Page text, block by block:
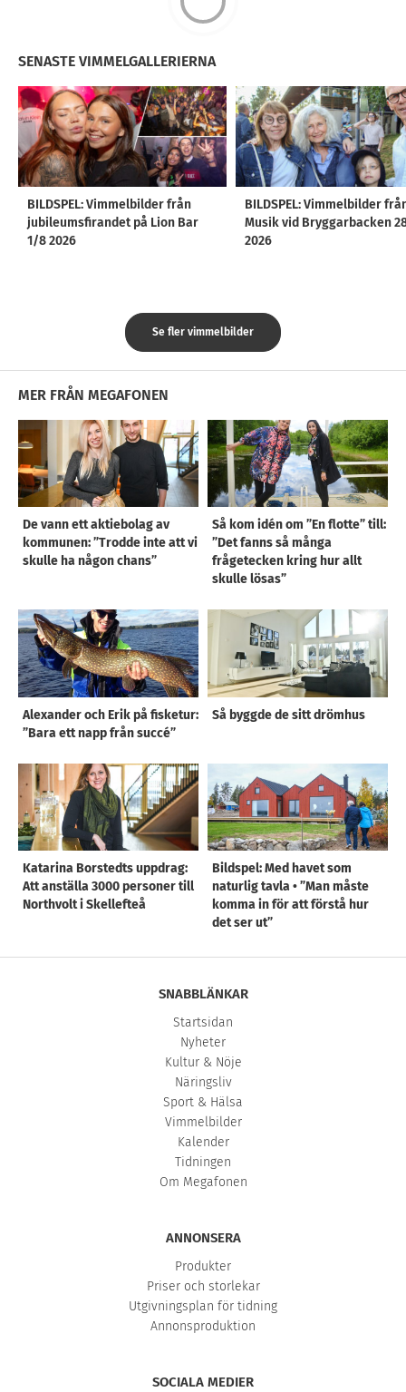
SENASTE VIMMELGALLERIERNA
BILDSPEL: Vimmelbilder från
jubileumsfirandet på Lion Bar
1/8 2026
BILDSPEL: Vimmelbilder
Musik vid Bryggarbacken
2026
Se fler vimmelbilder
MER FRÅN MEGAFONEN
De vann ett aktiebolag av
kommunen: ”Trodde inte att vi
skulle ha någon chans”
Så kom idén om ”En flotte” till:
”Det fanns så många
frågetecken kring hur allt
skulle lösas”
Alexander och Erik på fisketur:
”Bara ett napp från succé”
Så byggde de sitt drömhus
Katarina Borstedts uppdrag:
Att anställa 3000 personer till
Northvolt i Skellefteå
Bildspel: Med havet som
naturlig tavla • ”Man måste
komma in för att förstå hur
det ser ut”
SNABBLÄNKAR
Startsidan
Nyheter
Kultur & Nöje
Näringsliv
Sport & Hälsa
Vimmelbilder
Kalender
Tidningen
Om Megafonen
ANNONSERA
Produkter
Priser och storlekar
Utgivningsplan för tidning
Annonsproduktion
SOCIALA MEDIER